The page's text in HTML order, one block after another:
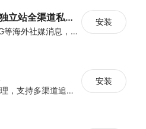
SaleSmartly ：独立站全渠道私域神器
聚合WS/FB/TK/TG等海外社媒消息，一站式集中管理，集成客户管理（SCRM）、多语言实时翻译及智能群发功能，助力独立站卖家高效协同跨境沟通。
安装
自定义代码嵌入管理，支持多渠道追踪与营销活动配置
安装